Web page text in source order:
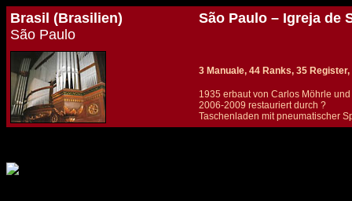
Brasil (Brasilien)
São Paulo
São Paulo – Igreja de
3 Manuale, 44 Ranks, 35
1935 erbaut von Carlos Möhrle
2006-2009 restauriert durch ?
Taschenladen mit pneumatischer